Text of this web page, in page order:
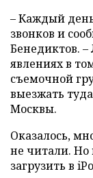
– Каждый
звонков и
Бенедиктов.
явлениях в
съемочной
выезжать
Москвы.
Оказалось,
не читали. Но
загрузить в